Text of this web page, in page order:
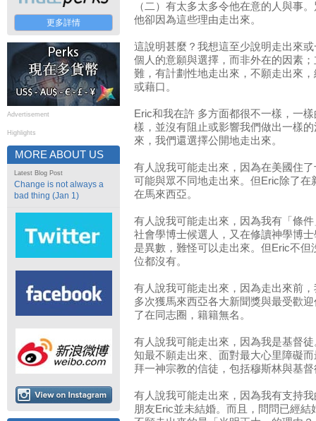
更多詳情
Advertisement
Highlights
MORE ABOUT US
Latest Blog Post
Change is not always a
bad thing (Jan 1)
（二）有太多太多令他在意的人與事
他卻因為這些理由走出來。
這說明甚麼？我想這至少說明走出來
個人的意願與選擇，而非外在的因素
難，有計劃性地走出來，不願走出來
或藉口。
Eric和我在許 多方面都很不一樣，一
樣，並沒有阻止或影響我們做出一樣
來，我們還選擇公開地走出來。
有人說我可能走出來，因為在美國住
可能與眾不同地走出來。但Eric除了
在馬來西亞。
有人說我可能走出來，因為我有「條
社會學博士候選人，又在修讀神學博
是異數，難怪可以走出來。但Eric不
位都沒有。
有人說我可能走出來，因為走出來前
多次獲馬來西亞各大新聞獎與最受歡
了在同志圈，籍籍無名。
有人說我可能走出來，因為我是基督
知最不願走出來、面對最大心里障礙
拜一神宗教的信徒，包括穆斯林與基
有人說我可能走出來，因為我有支持
朋友Eric並未結婚。而且，問問已經